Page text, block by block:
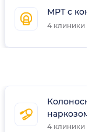
МРТ с
4 клиники
наркозом
4 клиники